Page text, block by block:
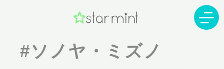
#ソノヤ・ミズノ